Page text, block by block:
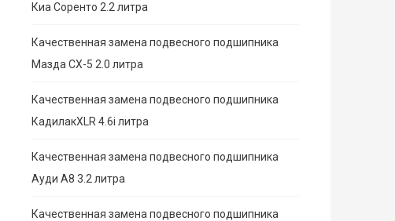
Киа Соренто 2.2 литра
Качественная замена подвесного подшипника
Мазда СХ-5 2.0 литра
Качественная замена подвесного подшипника
КадилакXLR 4.6i литра
Качественная замена подвесного подшипника
Ауди А8 3.2 литра
Качественная замена подвесного подшипника